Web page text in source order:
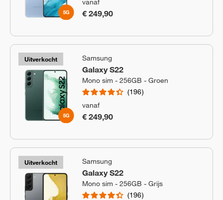
vanaf
€ 249,90
Uitverkocht Samsung
Galaxy S22
Mono sim - 256GB - Groen
196
vanaf
€ 249,90
Uitverkocht Samsung
Galaxy S22
Mono sim - 256GB - Grijs
196